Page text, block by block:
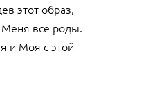
этот образ,
все роды.
и Моя с этой